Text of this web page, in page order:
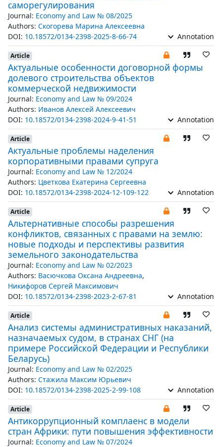
саморегулирования
Journal: Economy and Law № 08/2025
Authors: Скогорева Марина Алексеевна
DOI: 10.18572/0134-2398-2025-8-66-74 Annotation
Article
Актуальные особенности договорной формы
долевого строительства объектов
коммерческой недвижимости
Journal: Economy and Law № 09/2024
Authors: Иванов Алексей Алексеевич
DOI: 10.18572/0134-2398-2024-9-41-51 Annotation
Article
Актуальные проблемы наделения
корпоративными правами супруга
Journal: Economy and Law № 12/2024
Authors: Цветкова Екатерина Сергеевна
DOI: 10.18572/0134-2398-2024-12-109-122 Annotation
Article
Альтернативные способы разрешения
конфликтов, связанных с правами на землю:
новые подходы и перспективы развития
земельного законодательства
Journal: Economy and Law № 02/2023
Authors: Васючкова Оксана Андреевна,
Никифоров Сергей Максимович
DOI: 10.18572/0134-2398-2023-2-67-81 Annotation
Article
Анализ системы административных наказаний,
назначаемых судом, в странах СНГ (на
примере Российской Федерации и Республики
Беларусь)
Journal: Economy and Law № 02/2025
Authors: Стажила Максим Юрьевич
DOI: 10.18572/0134-2398-2025-2-99-108 Annotation
Article
Антикоррупционный комплаенс в модели
стран Африки: пути повышения эффективности
Journal: Economy and Law № 07/2024